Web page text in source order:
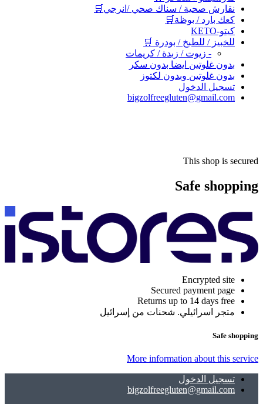
نقارش صحية / سناك صحي /انرجي🛒
كعك بارد / بوظة🛒
كيتو-KETO
للخبيز / للطبخ / بودرة 🛒
- زيوت / زبدة / كريمات
بدون غلوتين ايضا بدون سكر
بدون غلوتين وبدون لكتوز
تسجيل الدخول
bigzolfreegluten@gmail.com
This shop is secured
Safe shopping
Encrypted site
Secured payment page
Returns up to 14 days free
متجر اسرائيلي. شحنات من إسرائيل
Safe shopping
More information about this service
تسجيل الدخول
bigzolfreegluten@gmail.com